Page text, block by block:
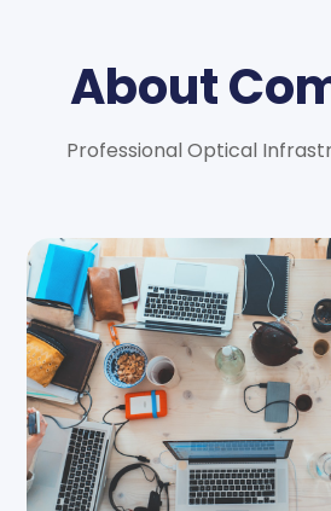
About
Professional Optical